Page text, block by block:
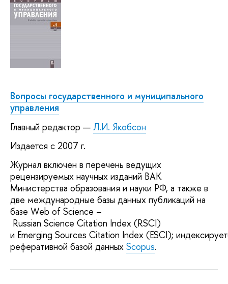
Вопросы государственного и муниципального
управления
Главный редактор — Л.И. Якобсон
Издается с 2007 г.
Журнал включен в перечень ведущих
рецензируемых научных изданий ВАК
Министерства образования и науки РФ, а также в
две международные базы данных публикаций на
базе Web of Science –
Russian Science Citation Index (RSCI)
и Emerging Sources Citation Index (ESCI);
реферативной базой данных Scopus.